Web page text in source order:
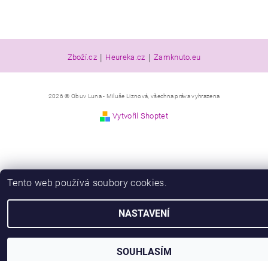
Zboží.cz Heureka.cz Zamknuto.eu
2026 © Obuv Luna - Miluše Liznová, všechna práva vyhrazena
Vytvořil Shoptet
Tento web používá soubory cookies.
NASTAVENÍ
SOUHLASÍM